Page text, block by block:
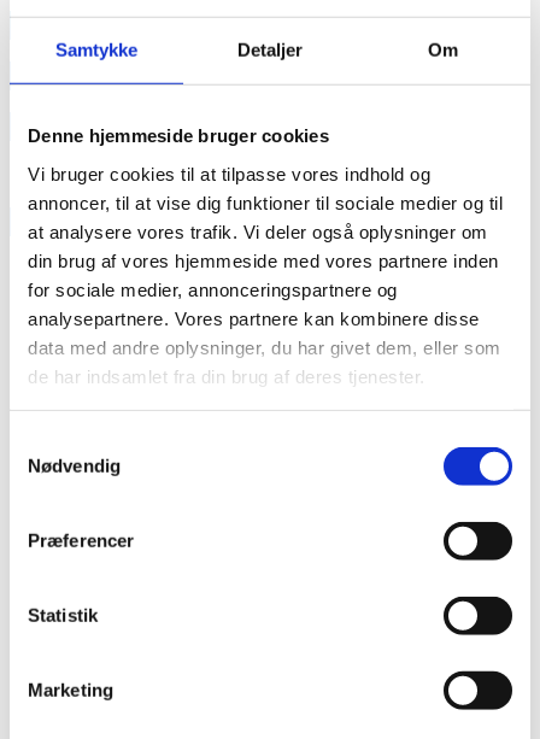
Samtykke Detaljer Om
Denne hjemmeside bruger cookies
Vi bruger cookies til at tilpasse vores indhold og
annoncer, til at vise dig funktioner til sociale medier og til
at analysere vores trafik. Vi deler også oplysninger om
din brug af vores hjemmeside med vores partnere inden
for sociale medier, annonceringspartnere og
analysepartnere. Vores partnere kan kombinere disse
data med andre oplysninger, du har givet dem, eller som
de har indsamlet fra din brug af deres tjenester.
Nødvendig
Præferencer
Statistik
Marketing
annonce
annonce
Like us
RAINBOW BUSINESS DENMARK